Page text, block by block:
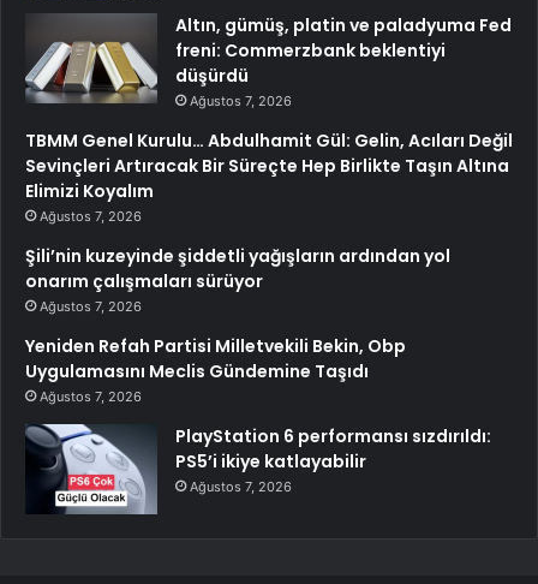
Altın, gümüş, platin ve paladyuma Fed
freni: Commerzbank beklentiyi
düşürdü
Ağustos 7, 2026
TBMM Genel Kurulu… Abdulhamit Gül: Gelin, Acıları Değil
Sevinçleri Artıracak Bir Süreçte Hep Birlikte Taşın Altına
Elimizi Koyalım
Ağustos 7, 2026
Şili’nin kuzeyinde şiddetli yağışların ardından yol
onarım çalışmaları sürüyor
Ağustos 7, 2026
Yeniden Refah Partisi Milletvekili Bekin, Obp
Uygulamasını Meclis Gündemine Taşıdı
Ağustos 7, 2026
PlayStation 6 performansı sızdırıldı:
PS5’i ikiye katlayabilir
Ağustos 7, 2026